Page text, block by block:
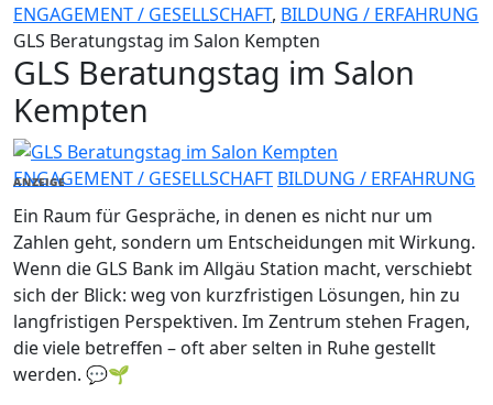
ENGAGEMENT / GESELLSCHAFT, BILDUNG / ERFAHRUNG
GLS Beratungstag im Salon Kempten
GLS Beratungstag im Salon
Kempten
ENGAGEMENT / GESELLSCHAFT BILDUNG / ERFAHRUNG
ANZEIGE
Ein Raum für Gespräche, in denen es nicht nur um
Zahlen geht, sondern um Entscheidungen mit Wirkung.
Wenn die GLS Bank im Allgäu Station macht, verschiebt
sich der Blick: weg von kurzfristigen Lösungen, hin zu
langfristigen Perspektiven. Im Zentrum stehen Fragen,
die viele betreffen – oft aber selten in Ruhe gestellt
werden. 💬🌱